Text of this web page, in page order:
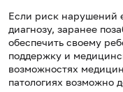
Если риск нарушений
диагнозу, заранее
обеспечить своему
поддержку и
возможностях
патологиях возможно